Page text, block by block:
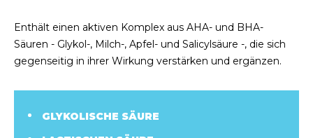
Enthält einen aktiven Komplex aus AHA- und BHA-
Säuren - Glykol-, Milch-, Apfel- und Salicylsäure -, die sich
gegenseitig in ihrer Wirkung verstärken und ergänzen.
GLYKOLISCHE SÄURE